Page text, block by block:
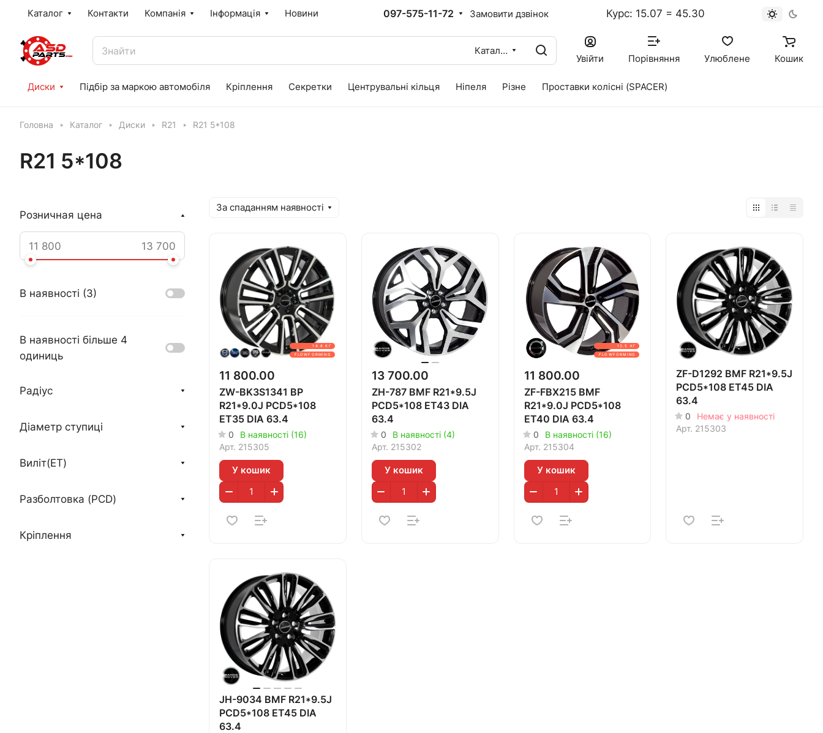
Каталог Контакти Компанія Інформація Новини 097-575-11-72 Замовити дзвінок Курс: 15.07 = 45.30
Каталог
Увійти Порівняння Улюблене Кошик
Диски Підбір за маркою автомобіля Кріплення Секретки Центрувальні кільця Ніпеля Різне Проставки колісні (SPACER)
Головна Каталог Диски R21 R21 5*108
R21 5*108
За спаданням наявності
14.8 КГ
FLOWFORMING
11 800.00
ZW-BK3S1341 BP
R21*9.0J PCD5*108
ET35 DIA 63.4
0
В наявності (16)
Арт. 215305
У кошик
13 700.00
ZH-787 BMF R21*9.5J
PCD5*108 ET43 DIA
63.4
0
В наявності (4)
Арт. 215302
У кошик
13.5 КГ
FLOWFORMING
11 800.00
ZF-FBX215 BMF
R21*9.0J PCD5*108
ET40 DIA 63.4
0
В наявності (16)
Арт. 215304
У кошик
ZF-D1292 BMF R21*9.5J
PCD5*108 ET45 DIA
63.4
0
Немає у наявності
Арт. 215303
JH-9034 BMF R21*9.5J
PCD5*108 ET45 DIA
63.4
Розничная цена
В наявності (3)
В наявності більше 4
одиниць
Радіус
Діаметр ступиці
Виліт(ET)
Разболтовка (PCD)
Кріплення